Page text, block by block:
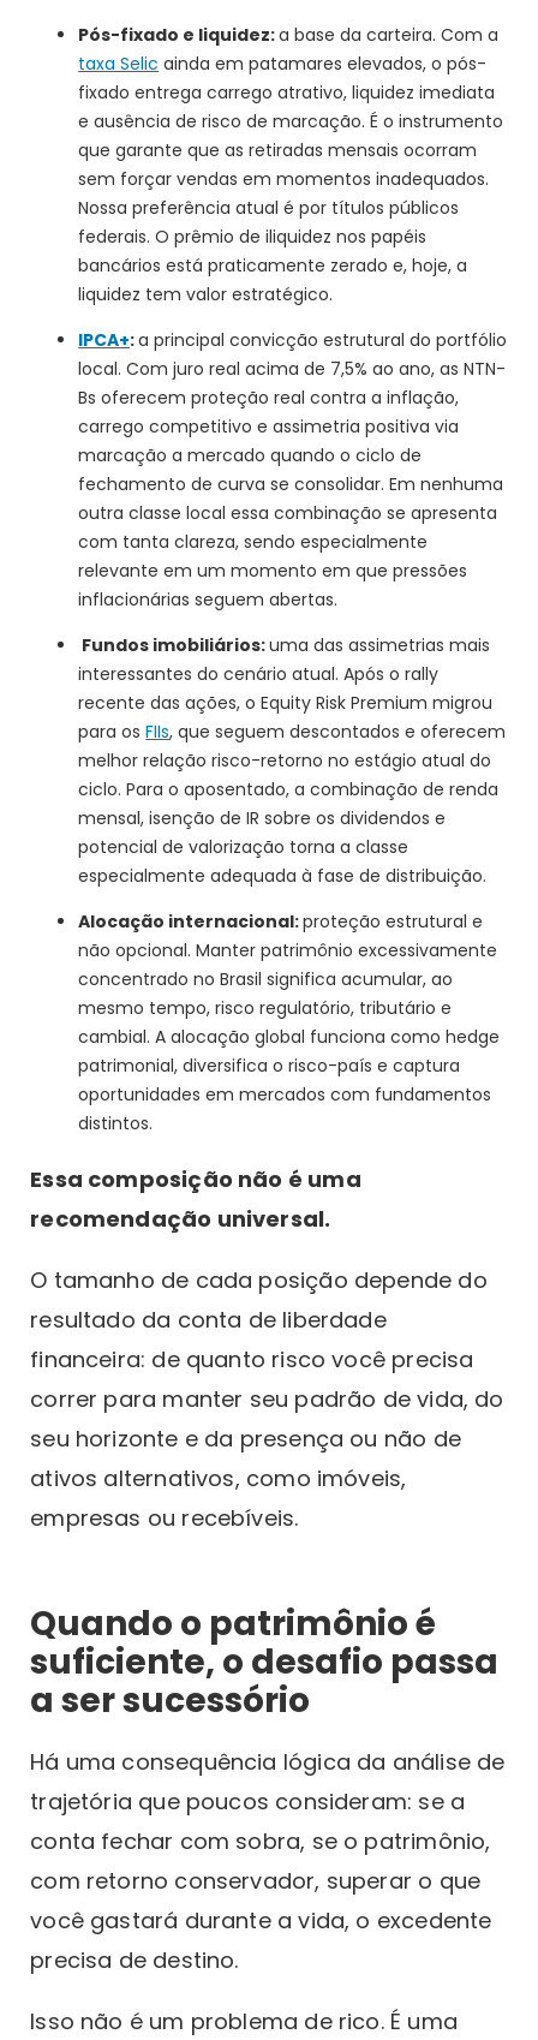
Pós-fixado e liquidez:a base da carteira. Com a
taxa Selic ainda em patamares elevados, o pós-
fixado entrega carrego atrativo, liquidez imediata
e ausência de risco de marcação. É o instrumento
que garante que as retiradas mensais ocorram
sem forçar vendas em momentos inadequados.
Nossa preferência atual é por títulos públicos
federais. O prêmio de iliquidez nos papéis
bancários está praticamente zerado e, hoje, a
liquidez tem valor estratégico.
IPCA+:a principal convicção estrutural do portfólio
local. Com juro real acima de 7,5% ao ano, as NTN-
Bs oferecem proteção real contra a inflação,
carrego competitivo e assimetria positiva via
marcação a mercado quando o ciclo de
fechamento de curva se consolidar. Em nenhuma
outra classe local essa combinação se apresenta
com tanta clareza, sendo especialmente
relevante em um momento em que pressões
inflacionárias seguem abertas.
Fundos imobiliários:uma das assimetrias mais
interessantes do cenário atual. Após o rally
recente das ações, o Equity Risk Premium migrou
para osFIIs, que seguem descontados e oferecem
melhor relação risco-retorno no estágio atual do
ciclo. Para o aposentado, a combinação de renda
mensal, isenção de IR sobre os dividendos e
potencial de valorização torna a classe
especialmente adequada à fase de distribuição.
Alocação internacional:proteção estrutural e
não opcional. Manter patrimônio excessivamente
concentrado no Brasil significa acumular, ao
mesmo tempo, risco regulatório, tributário e
cambial. A alocação global funciona como hedge
patrimonial, diversifica o risco-país e captura
oportunidades em mercados com fundamentos
distintos.
Essa composição não é uma
recomendação universal.
O tamanho de cada posição depende do
resultado da conta de liberdade
financeira: de quanto risco você precisa
correr para manter seu padrão de vida, do
seu horizonte e da presença ou não de
ativos alternativos, como imóveis,
empresas ou recebíveis.
Quando o patrimônio é
suficiente, o desafio passa
a ser sucessório
Há uma consequência lógica da análise de
trajetória que poucos consideram: se a
conta fechar com sobra, se o patrimônio,
com retorno conservador, superar o que
você gastará durante a vida, o excedente
precisa de destino.
Isso não é um problema de rico. É uma